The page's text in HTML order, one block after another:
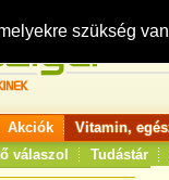
szükség
Akciók Vitamin,
válaszol Tudástár